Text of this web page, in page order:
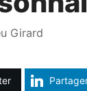
Girard